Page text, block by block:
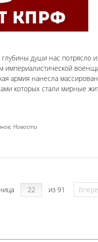
души нас потрясло
империалистической
армия нанесла
которых стали мирные
Новости
из 91